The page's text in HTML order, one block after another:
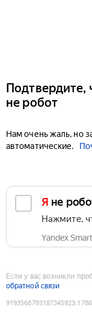
Подтвердите,
не робот
Нам очень жаль, но
автоматические.
Я не
Нажмите,
Yandex
Если у вас возникли
обратной связи
9193568793187345923: